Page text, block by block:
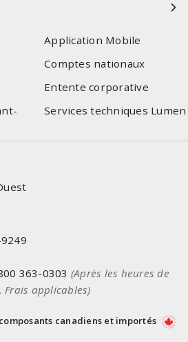
Application Mobile
Comptes nationaux
Entente corporative
Services techniques Lumen
363-0303 (Après les heures de
Frais applicables)
canadiens et importés